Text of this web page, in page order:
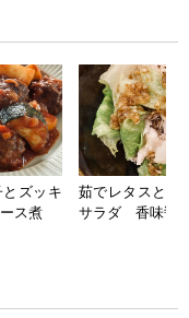
ズッキ
ス煮
茹でレタスと豚
サラダ 香味醤